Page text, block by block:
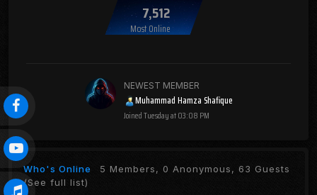
7,512
Most Online
NEWEST MEMBER
Muhammad Hamza Shafique
JoinedTuesday at 03:08 PM
Who's Online 5 Members, 0 Anonymous, 63 Guests
(See full list)